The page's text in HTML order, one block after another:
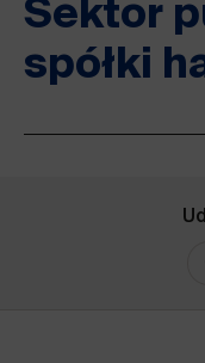
Sektor
spółki